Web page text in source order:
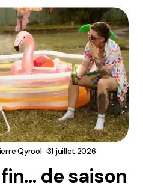
Qyrool 31 juillet 2026
de saison